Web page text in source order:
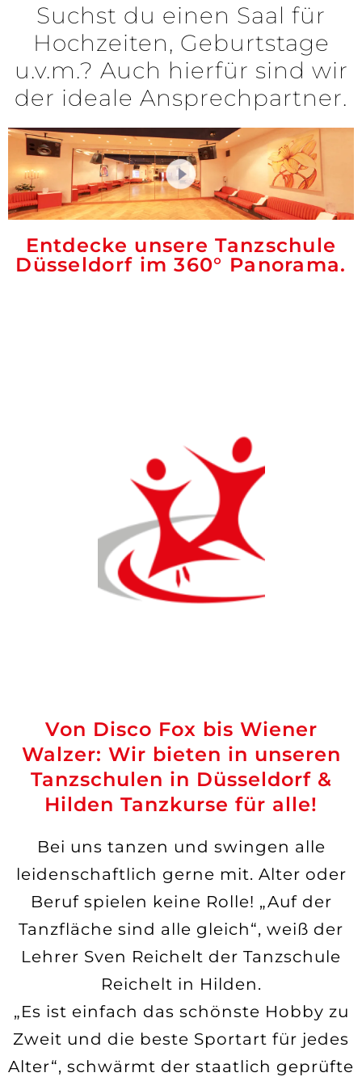
Suchst du einen Saal für
Hochzeiten, Geburtstage
u.v.m.? Auch hierfür sind wir
der ideale Ansprechpartner.
Entdecke unsere Tanzschule
Düsseldorf im 360° Panorama.
Von Disco Fox bis Wiener
Walzer: Wir bieten in unseren
Tanzschulen in Düsseldorf &
Hilden Tanzkurse für alle!
Bei uns tanzen und swingen alle
leidenschaftlich gerne mit. Alter oder
Beruf spielen keine Rolle! „Auf der
Tanzfläche sind alle gleich“, weiß der
Lehrer Sven Reichelt der Tanzschule
Reichelt in Hilden.
„Es ist einfach das schönste Hobby zu
Zweit und die beste Sportart für jedes
Alter“, schwärmt der staatlich geprüfte